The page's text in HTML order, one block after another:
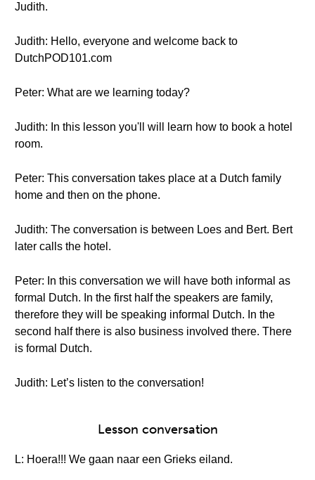
Judith.
Judith: Hello, everyone and welcome back to
DutchPOD101.com
Peter: What are we learning today?
Judith: In this lesson you'll will learn how to book a hotel
room.
Peter: This conversation takes place at a Dutch family
home and then on the phone.
Judith: The conversation is between Loes and Bert. Bert
later calls the hotel.
Peter: In this conversation we will have both informal as
formal Dutch. In the first half the speakers are family,
therefore they will be speaking informal Dutch. In the
second half there is also business involved there. There
is formal Dutch.
Judith: Let’s listen to the conversation!
Lesson conversation
L: Hoera!!! We gaan naar een Grieks eiland.